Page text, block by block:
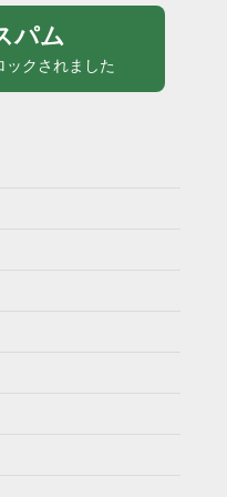
パム
ックされました